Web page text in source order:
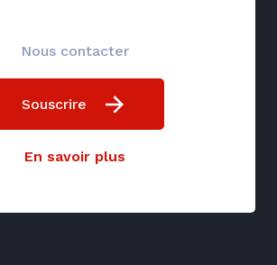
Nous contacter
Souscrire
En savoir plus